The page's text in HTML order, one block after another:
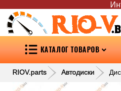
RIO-V
КАТАЛОГ ТОВАРОВ
RIOV.parts Автодиски